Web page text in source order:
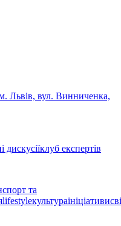
Львів, вул. Винниченка,
дискусіїклуб експертів
та
lifestyleкультураініціативи